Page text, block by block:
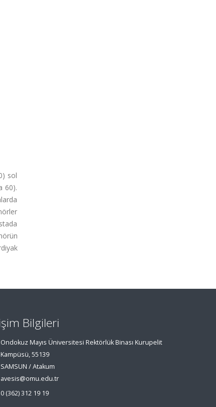
sol
60).
Bilgileri
Ondokuz Mayıs Üniversitesi Rektörlük Binası Kurupelit
Kampüsü, 55139
SAMSUN / Atakum
avesis@omu.edu.tr
0 (362) 312 19 19